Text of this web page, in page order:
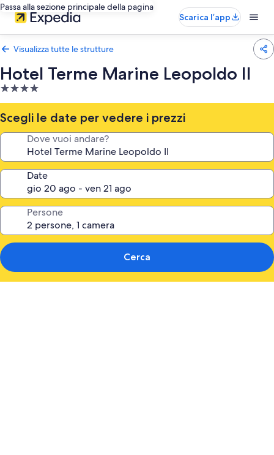
Passa alla sezione principale della pagina
Scarica l’app
Visualizza tutte le strutture
Hotel Terme Marine Leopoldo II
Struttura
a
4.0
stelle
Scegli le date per vedere i prezzi
Dove vuoi andare?
Date
Persone
Cerca